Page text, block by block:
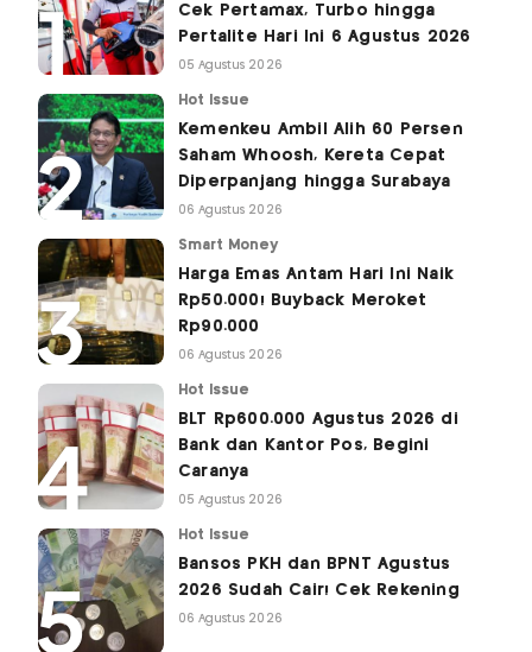
Cek Pertamax, Turbo hingga
Pertalite Hari Ini 6 Agustus 2026
05 Agustus 2026
Hot Issue
Kemenkeu Ambil Alih 60 Persen
Saham Whoosh, Kereta Cepat
Diperpanjang hingga Surabaya
06 Agustus 2026
Smart Money
Harga Emas Antam Hari Ini Naik
Rp50.000! Buyback Meroket
Rp90.000
06 Agustus 2026
Hot Issue
BLT Rp600.000 Agustus 2026 di
Bank dan Kantor Pos, Begini
Caranya
05 Agustus 2026
Hot Issue
Bansos PKH dan BPNT Agustus
2026 Sudah Cair! Cek Rekening
06 Agustus 2026